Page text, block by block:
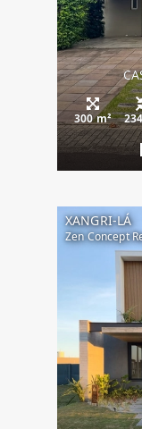
300 m²
XANGRI-LÁ
Zen Concept